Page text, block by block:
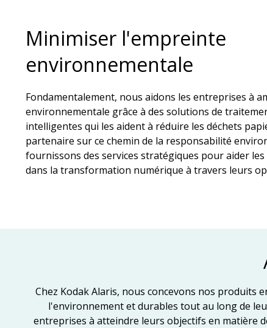
Minimiser l'empreinte
environnementale
Fondamentalement, nous aidons les entreprises à
environnementale grâce à des solutions de
intelligentes qui les aident à réduire les déchets
partenaire sur ce chemin de la responsabilité
fournissons des services stratégiques pour aider
dans la transformation numérique à travers leurs
Chez Kodak Alaris, nous concevons nos produits
l'environnement et durables tout au long de
entreprises à atteindre leurs objectifs en matière